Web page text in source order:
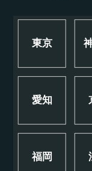
東京
愛知
福岡